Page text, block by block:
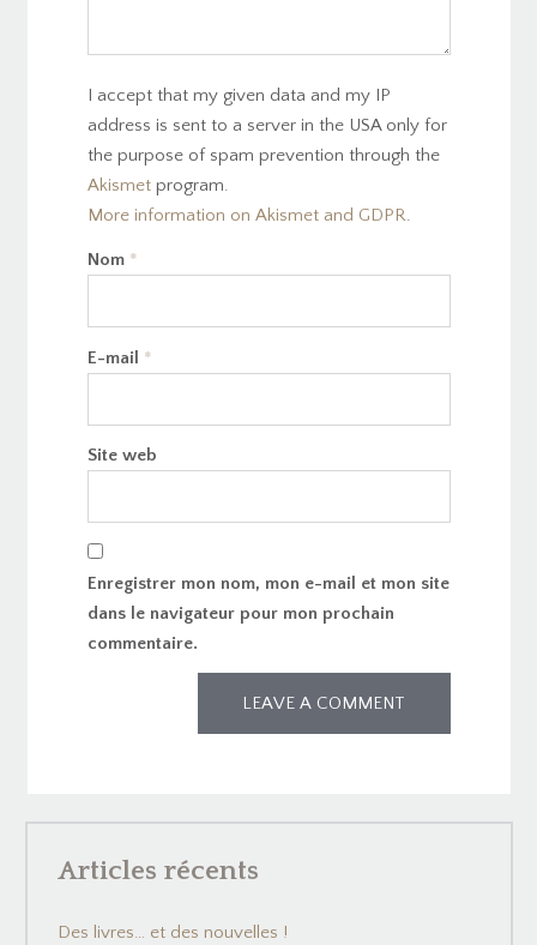
I accept that my given data and my IP
address is sent to a server in the USA only for
the purpose of spam prevention through the
Akismetprogram.
More information on Akismet and GDPR.
Nom *
E-mail *
Site web
Enregistrer mon nom, mon e-mail et mon site
dans le navigateur pour mon prochain
commentaire.
Articles récents
Des livres… et des nouvelles !